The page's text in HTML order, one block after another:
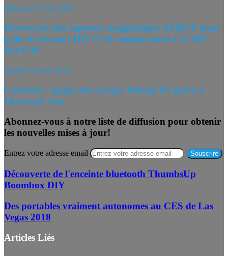
dimanche 5 mai 2019
Découverte des supports magnétiques AUKEY pour
grille d’aération HD-C5 & emplacement CD 360°
HD-C40
lundi 8 octobre 2012
Concours : gagne ton casque Reloop DJ grâce à
Electronic Star
Abonnez-vous à notre liste de diffusion pour obtenir
les nouvelles mises à jour!
Entrez votre adresse email
Découverte de l'enceinte bluetooth ThumbsUp
Boombox DIY
Des portables vraiment autonomes au CES de Las
Vegas 2018
Articles Liés